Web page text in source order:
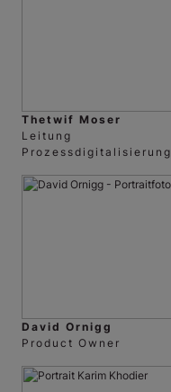
Thetwif Moser
Leitung
Prozessdigitalisierung
David Ornigg
Product Owner